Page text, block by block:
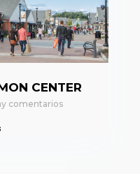
CENTER
comentarios